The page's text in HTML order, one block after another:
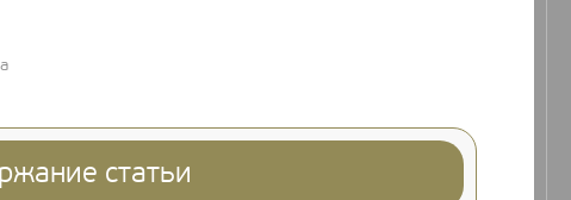
статьи